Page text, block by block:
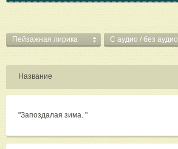
Пейзажная лирика C аудио / без аудио
Название
"Запоздалая зима. "